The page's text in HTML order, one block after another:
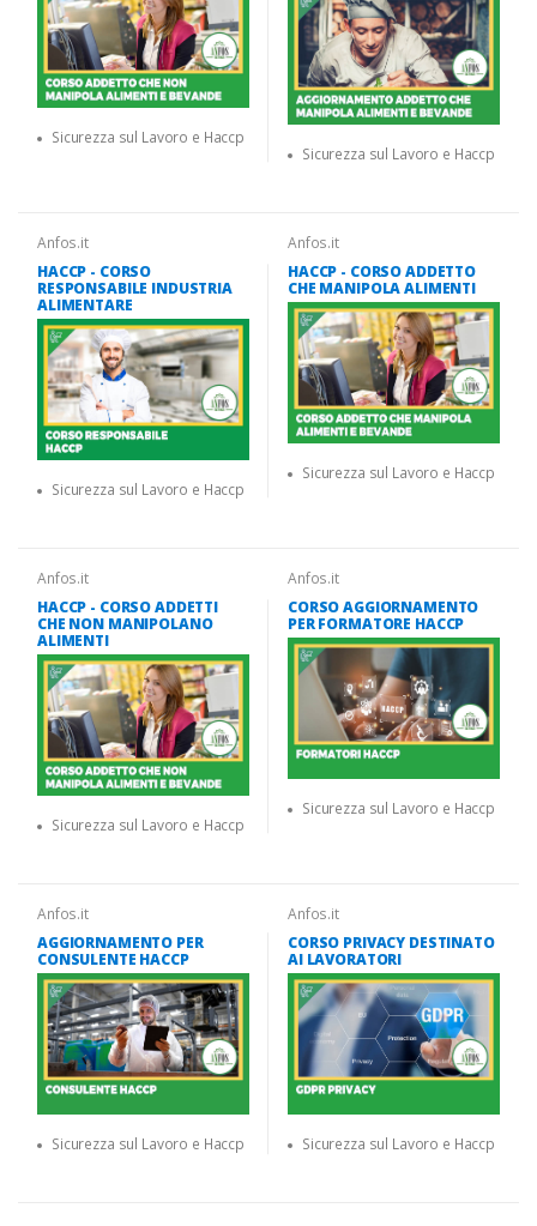
Sicurezza sul Lavoro e Haccp
Sicurezza sul Lavoro e Haccp
Anfos.it
HACCP - CORSO
RESPONSABILE INDUSTRIA
ALIMENTARE
Sicurezza sul Lavoro e Haccp
Anfos.it
HACCP - CORSO ADDETTO
CHE MANIPOLA ALIMENTI
Sicurezza sul Lavoro e Haccp
Anfos.it
HACCP - CORSO ADDETTI
CHE NON MANIPOLANO
ALIMENTI
Sicurezza sul Lavoro e Haccp
Anfos.it
CORSO AGGIORNAMENTO
PER FORMATORE HACCP
Sicurezza sul Lavoro e Haccp
Anfos.it
AGGIORNAMENTO PER
CONSULENTE HACCP
Sicurezza sul Lavoro e Haccp
Anfos.it
CORSO PRIVACY DESTINATO
AI LAVORATORI
Sicurezza sul Lavoro e Haccp